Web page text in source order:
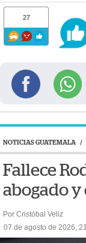
27
NOTICIAS GUATEMALA /
Fallece
abogado y
Por Cristóbal Veliz
07 de agosto de 2026,